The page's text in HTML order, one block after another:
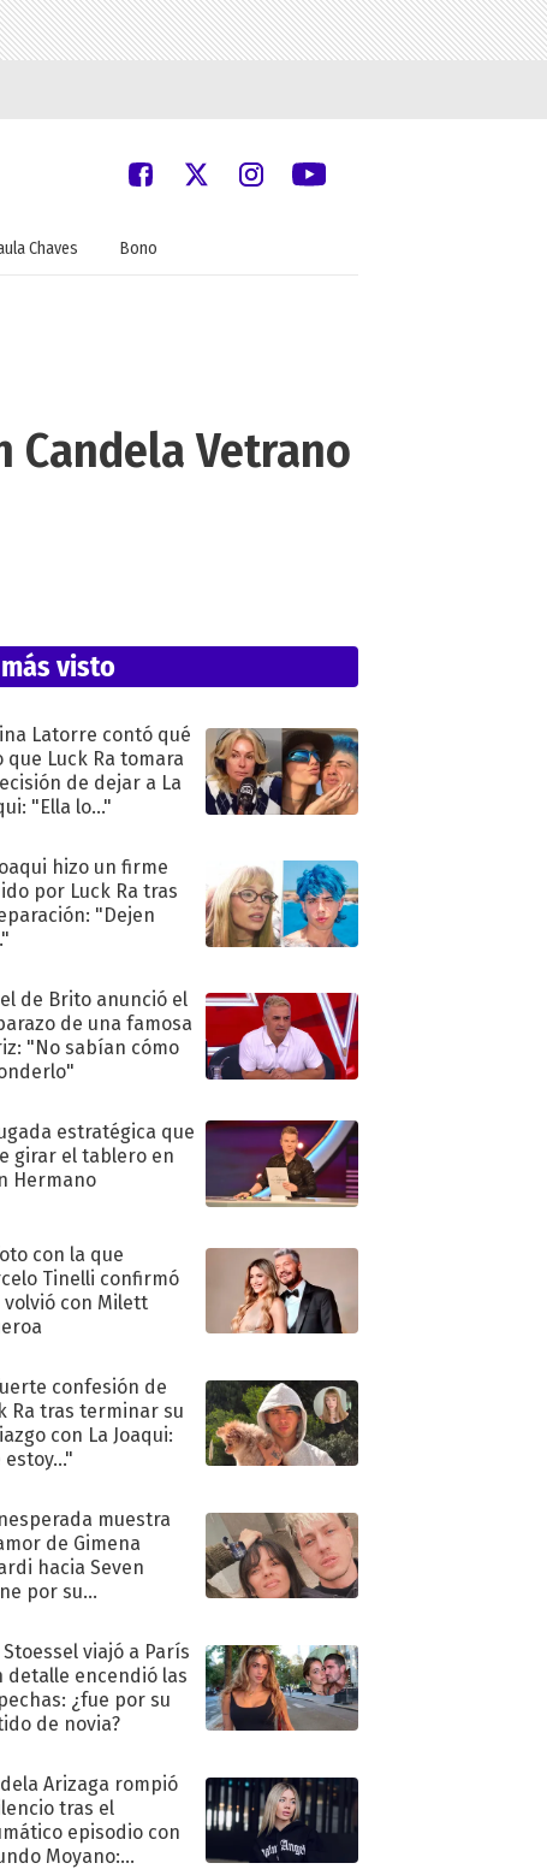
Chaves Bono
Vetrano
visto
Latorre contó qué
que Luck Ra tomara
de dejar a La
"Ella lo..."
hizo un firme
por Luck Ra tras
"Dejen
de Brito anunció el
de una famosa
"No sabían cómo
estratégica que
girar el tablero en
Hermano
con la que
Tinelli confirmó
volvió con Milett
confesión de
Ra tras terminar su
con La Joaqui:
estoy..."
muestra
de Gimena
hacia Seven
por su
viajó a París
detalle encendió las
¿fue por su
de novia?
Arizaga rompió
tras el
episodio con
Moyano: